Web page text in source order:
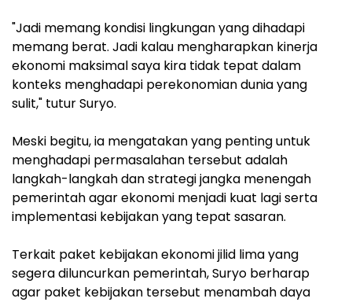
"Jadi memang kondisi lingkungan yang dihadapi
memang berat. Jadi kalau mengharapkan kinerja
ekonomi maksimal saya kira tidak tepat dalam
konteks menghadapi perekonomian dunia yang
sulit," tutur Suryo.
Meski begitu, ia mengatakan yang penting untuk
menghadapi permasalahan tersebut adalah
langkah-langkah dan strategi jangka menengah
pemerintah agar ekonomi menjadi kuat lagi serta
implementasi kebijakan yang tepat sasaran.
Terkait paket kebijakan ekonomi jilid lima yang
segera diluncurkan pemerintah, Suryo berharap
agar paket kebijakan tersebut menambah daya